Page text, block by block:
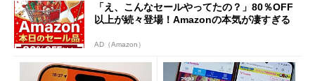
「え、こんなセールやってたの？」80％OFF
以上が続々登場！Amazonの本気が凄すぎる
AD（Amazon）